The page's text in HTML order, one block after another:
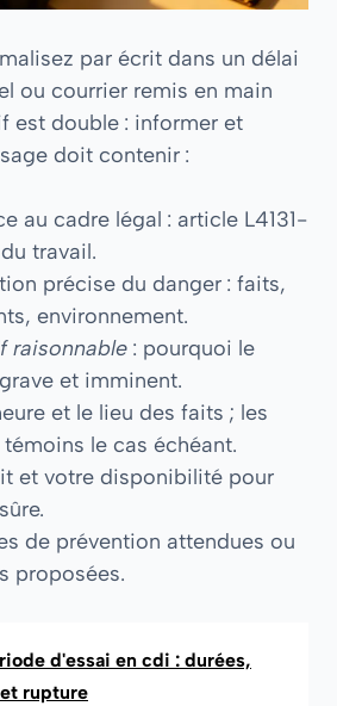
par écrit dans un délai
ou courrier remis en main
est double : informer et
doit contenir :
au cadre légal : article L4131-
travail.
précise du danger : faits,
environnement.
raisonnable : pourquoi le
et imminent.
et le lieu des faits ; les
le cas échéant.
et votre disponibilité pour
de prévention attendues ou
proposées.
d'essai en cdi : durées,
rupture